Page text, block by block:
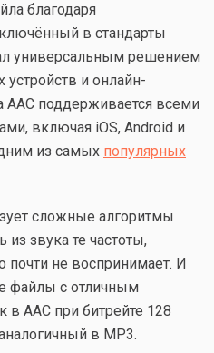
благодаря
в стандарты
универсальным решением
и онлайн-
ААС поддерживается всеми
включая iOS, Android и
из самых популярных
сложные алгоритмы
из звука те частоты,
почти не воспринимает. И
файлы с отличным
в AAC при битрейте 128
в MP3.